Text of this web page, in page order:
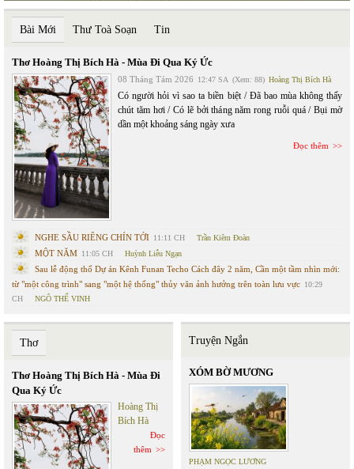
Bài Mới Thư Toà Soạn Tin
Thơ Hoàng Thị Bích Hà - Mùa Đi Qua Ký Ức
08 Tháng Tám 2026 12:47 SA (Xem: 88) Hoàng Thị Bích Hà
Có người hỏi vì sao ta biền biệt / Đã bao mùa không thấy
chút tăm hơi / Có lẽ bởi tháng năm rong ruỗi quá / Bụi mờ
dần một khoảng sáng ngày xưa
Đọc thêm
NGHE SẦU RIÊNG CHÍN TỚI 11:11 CH Trần Kiêm Đoàn
MỘT NĂM 11:05 CH Huỳnh Liễu Ngạn
Sau lễ động thổ Dự án Kênh Funan Techo Cách đây 2 năm, Cần một tầm nhìn mới:
từ "một công trình" sang "một hệ thống" thủy văn ảnh hưởng trên toàn lưu vực 10:29
CH
NGÔ THẾ VINH
Thơ
Thơ Hoàng Thị Bích Hà - Mùa Đi
Qua Ký Ức
Hoàng Thị
Bích Hà
Đọc
thêm
Truyện Ngắn
XÓM BỜ MƯƠNG
PHẠM NGỌC LƯƠNG